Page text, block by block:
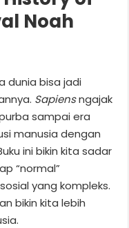
Noah
dunia bisa jadi
Sapiensngajak
sampai era
manusia dengan
ini bikin kita sadar
“normal”
yang kompleks.
bikin kita lebih